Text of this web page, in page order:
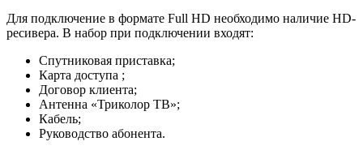
Для подключение в формате Full HD необходимо наличие HD-
ресивера. В набор при подключении входят:
Спутниковая приставка;
Карта доступа ;
Договор клиента;
Антенна «Триколор ТВ»;
Кабель;
Руководство абонента.